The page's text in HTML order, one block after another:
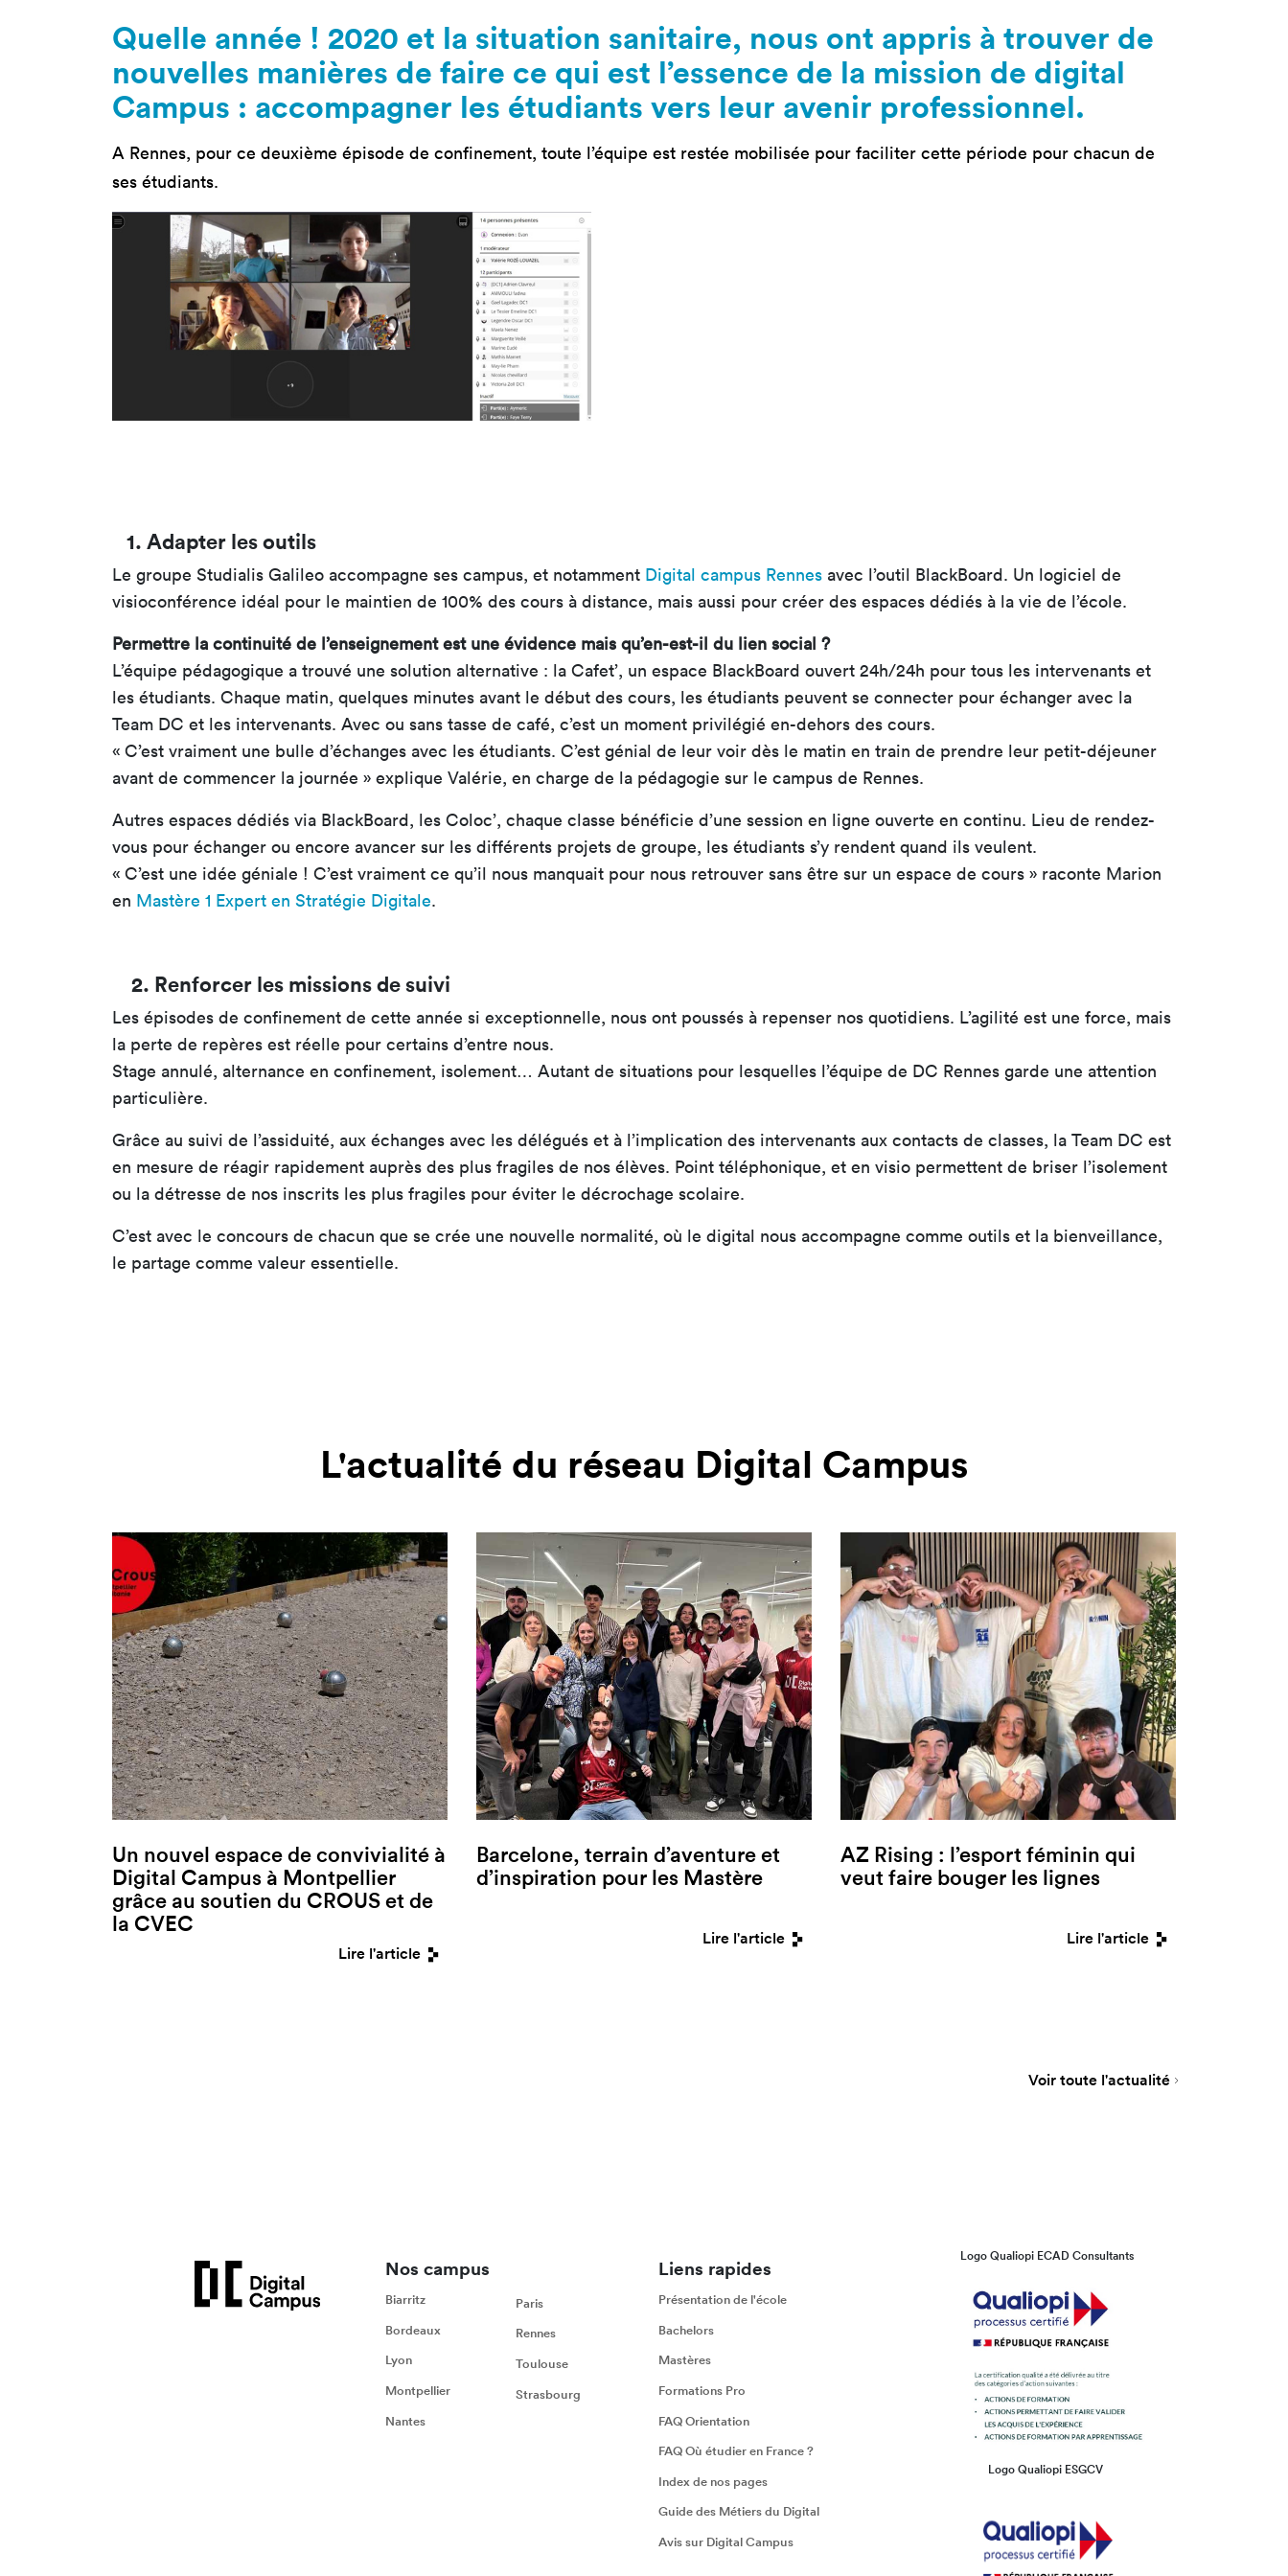
Quelle année ! 2020 et la situation sanitaire, nous ont appris à trouver de
nouvelles manières de faire ce qui est l’essence de la mission de digital
Campus : accompagner les étudiants vers leur avenir professionnel.
A Rennes, pour ce deuxième épisode de confinement, toute l’équipe est restée mobilisée pour faciliter cette période pour chacun de
ses étudiants.
1. Adapter les outils
Le groupe Studialis Galileo accompagne ses campus, et notamment Digital campus Rennes avec l’outil BlackBoard. Un logiciel de
visioconférence idéal pour le maintien de 100% des cours à distance, mais aussi pour créer des espaces dédiés à la vie de l’école.
Permettre la continuité de l’enseignement est une évidence mais qu’en-est-il du lien social ?
L’équipe pédagogique a trouvé une solution alternative : la Cafet’, un espace BlackBoard ouvert 24h/24h pour tous les intervenants et
les étudiants. Chaque matin, quelques minutes avant le début des cours, les étudiants peuvent se connecter pour échanger avec la
Team DC et les intervenants. Avec ou sans tasse de café, c’est un moment privilégié en-dehors des cours.
« C’est vraiment une bulle d’échanges avec les étudiants. C’est génial de leur voir dès le matin en train de prendre leur petit-déjeuner
avant de commencer la journée » explique Valérie, en charge de la pédagogie sur le campus de Rennes.
Autres espaces dédiés via BlackBoard, les Coloc’, chaque classe bénéficie d’une session en ligne ouverte en continu. Lieu de rendez-
vous pour échanger ou encore avancer sur les différents projets de groupe, les étudiants s’y rendent quand ils veulent.
« C’est une idée géniale ! C’est vraiment ce qu’il nous manquait pour nous retrouver sans être sur un espace de cours » raconte Marion
en Mastère 1 Expert en Stratégie Digitale.
2. Renforcer les missions de suivi
Les épisodes de confinement de cette année si exceptionnelle, nous ont poussés à repenser nos quotidiens. L’agilité est une force, mais
la perte de repères est réelle pour certains d’entre nous.
Stage annulé, alternance en confinement, isolement… Autant de situations pour lesquelles l’équipe de DC Rennes garde une attention
particulière.
Grâce au suivi de l’assiduité, aux échanges avec les délégués et à l’implication des intervenants aux contacts de classes, la Team DC est
en mesure de réagir rapidement auprès des plus fragiles de nos élèves. Point téléphonique, et en visio permettent de briser l’isolement
ou la détresse de nos inscrits les plus fragiles pour éviter le décrochage scolaire.
C’est avec le concours de chacun que se crée une nouvelle normalité, où le digital nous accompagne comme outils et la bienveillance,
le partage comme valeur essentielle.
L'actualité du réseau Digital Campus
Un nouvel espace de convivialité à
Digital Campus à Montpellier
grâce au soutien du CROUS et de
la CVEC
Lire l'article
Barcelone, terrain d’aventure et
d’inspiration pour les Mastère
Lire l'article
AZ Rising : l’esport féminin qui
veut faire bouger les lignes
Lire l'article
Voir toute l'actualité
Prépa Mastère
Brand Strategy
Data Customer
Prépa mastère
Direction Artistique
Digitale
Lead Product Design
Tech Lead, IA &
Cybersécurité
Productivité augmentée
par L'IA
Création digitale avec l’IA
Toulouse
Toutes les
formations
Nos campus
Biarritz
Bordeaux
Lyon
Montpellier
Nantes
Paris
Rennes
Toulouse
Strasbourg
Liens rapides
Présentation de l'école
Bachelors
Mastères
Formations Pro
FAQ Orientation
FAQ Où étudier en France ?
Index de nos pages
Guide des Métiers du Digital
Avis sur Digital Campus
Logo Qualiopi ECAD Consultants
Logo Qualiopi ESGCV